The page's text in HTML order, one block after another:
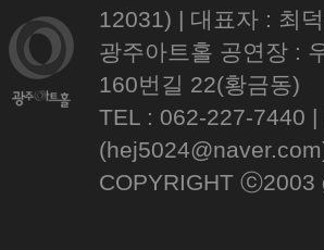
12031) | 대표자 : 최
광주아트홀 공연장 :
160번길 22(황금동)
TEL : 062-227-7440
COPYRIGHT ⓒ2003